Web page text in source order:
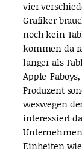
vier
Grafiker
noch kein
kommen da
länger als
Apple-
Produzent
weswegen
interessiert
Einheiten